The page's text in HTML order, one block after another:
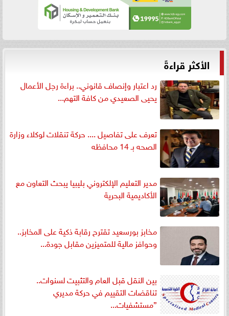
الأكثر قراءةً
رد اعتبار وإنصاف قانوني.. براءة رجل الأعمال
يحيى الصعيدي من كافة التهم...
تعرف على تفاصيل .... حركة تنقلات لوكلاء وزارة
الصحه بـ 14 محافظه
مدير التعليم الإلكتروني بليبيا يبحث التعاون مع
الأكاديمية البحرية
مخابز بورسعيد تقترح رقابة ذكية على المخابز..
وحوافز مالية للمتميزين مقابل جودة...
بين النقل قبل العام والتثبيت لسنوات..
تناقضات التقييم في حركة مديري
”مستشفيات...